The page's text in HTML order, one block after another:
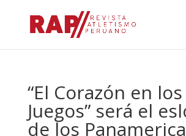
“El Corazón en los
Juegos” será el
de los